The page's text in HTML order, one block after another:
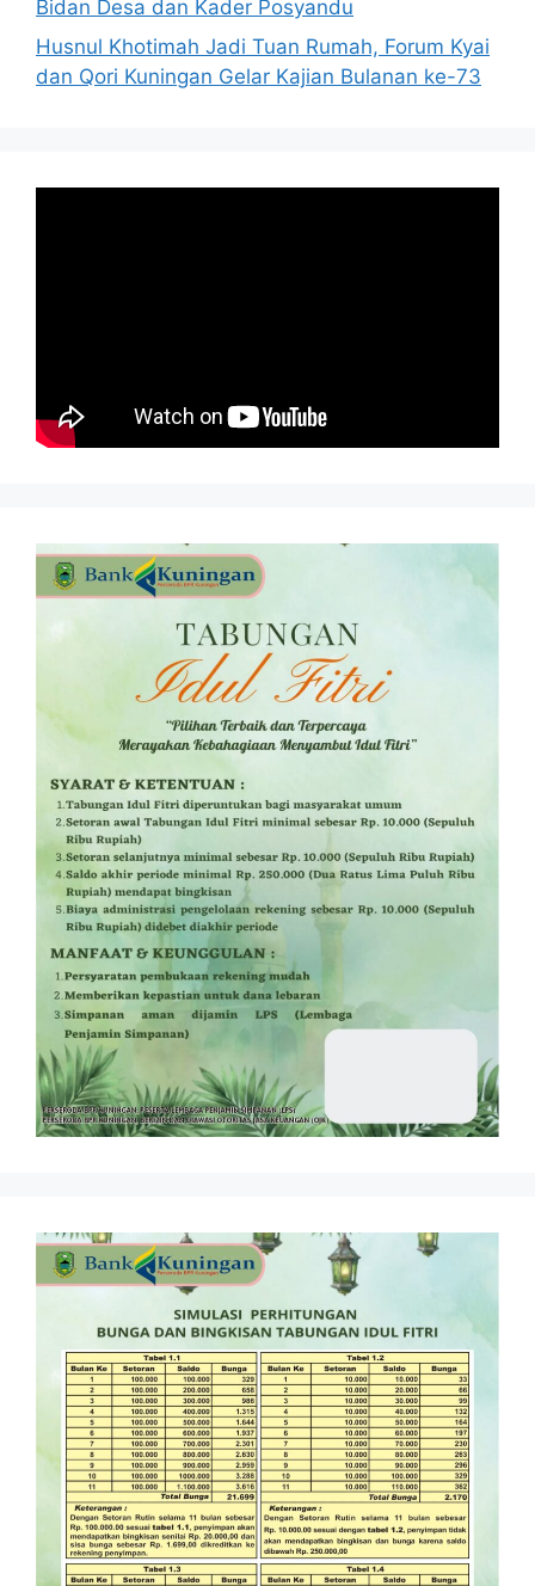
Bidan Desa dan Kader Posyandu
Husnul Khotimah Jadi Tuan Rumah, Forum Kyai
dan Qori Kuningan Gelar Kajian Bulanan ke-73